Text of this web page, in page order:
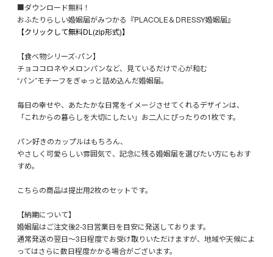
■ダウンロード無料！
おふたりらしい婚姻届がみつかる『PLACOLE＆DRESSY婚姻届』
【クリックして無料DL(zip形式)】
【食べ物シリーズ-パン】
チョココロネやメロンパンなど、見ているだけで心が和む
“パン”モチーフをぎゅっと詰め込んだ婚姻届。
毎日の幸せや、あたたかな日常をイメージさせてくれるデザインは、
「これからの暮らしを大切にしたい」お二人にぴったりの1枚です。
パン好きのカップルはもちろん、
やさしく可愛らしい雰囲気で、記念に残る婚姻届を選びたい方にもおす
すめ。
こちらの商品は提出用2枚のセットです。
【納期について】
婚姻届はご注文後2-3日営業日を目安に発送しております。
通常発送の翌日～3日程度でお受け取りいただけますが、地域や天候によ
ってはさらに数日程度かかる場合がございます。